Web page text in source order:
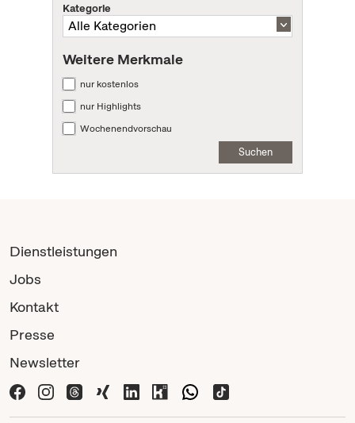
Kategorie
Weitere Merkmale
nur kostenlos
nur Highlights
Wochenendvorschau
Suchen
Dienstleistungen
Jobs
Kontakt
Presse
Newsletter